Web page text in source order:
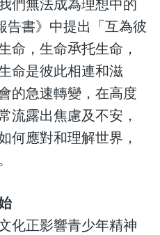
們無法成為理想中的
告書》中提出「互為彼
命，生命𠄘托生命，
命是彼此相連和滋
的急速轉變，在高度
流露出焦慮及不安，
何應對和理解世界，
化正影響青少年精神